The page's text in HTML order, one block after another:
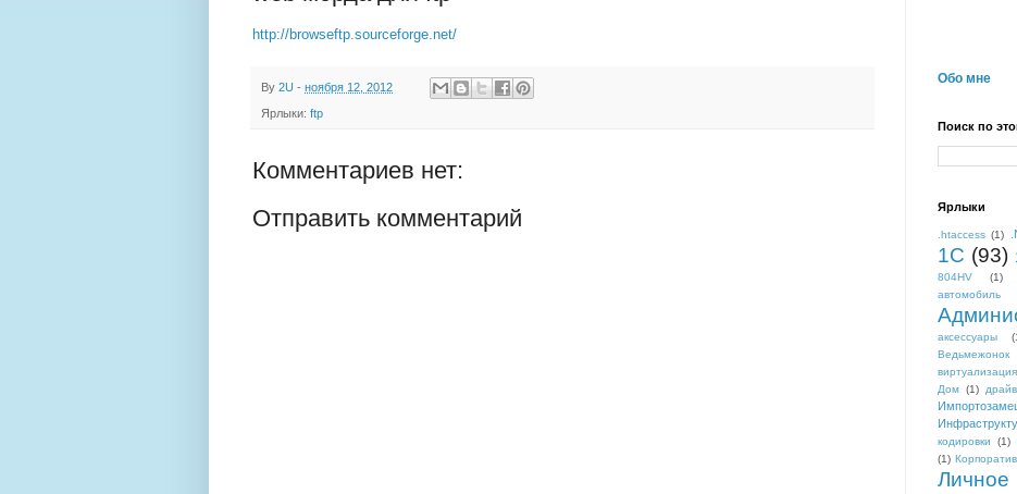
http://browseftp.sourceforge.net/
By 2U - ноября 12, 2012
Ярлыки: ftp
Комментариев нет:
Отправить комментарий
Обо мне
Поиск по
Ярлыки
.htaccess (1)
1С (93)
804HV (1)
автомобиль
аксессуары
Ведьмежонок
виртуализация
Дом (1)
кодировки (1)
(1)
Личное